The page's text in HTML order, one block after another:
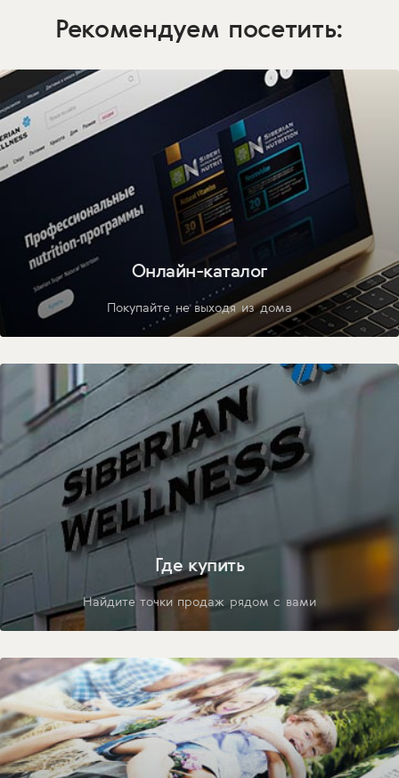
Рекомендуем посетить:
Онлайн-каталог
Покупайте не выходя из дома
Где купить
Найдите точки продаж рядом с вами